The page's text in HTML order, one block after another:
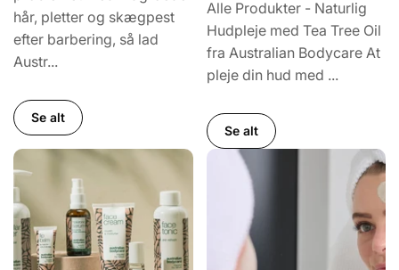
hår, pletter og skægpest
efter barbering, så lad
Austr...
Se alt
Alle Produkter - Naturlig
Hudpleje med Tea Tree Oil
fra Australian Bodycare At
pleje din hud med ...
Se alt